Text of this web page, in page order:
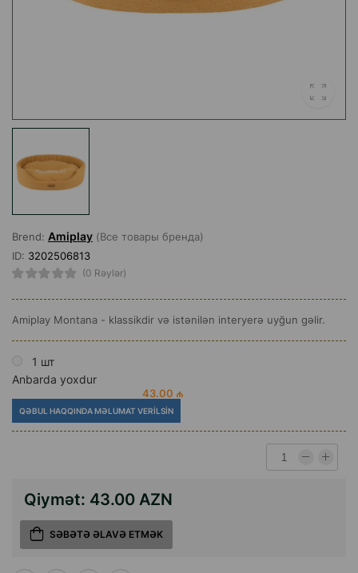
Brend: Amiplay (Все товары бренда)
ID: 3202506813
(0 Rəylər)
Amiplay Montana - klassikdir və istənilən interyerə uyğun gəlir.
1 шт
Anbarda yoxdur
43.00 ₼
QƏBUL HAQQINDA MƏLUMAT VERILSIN
Qiymət: 43.00 AZN
SƏBƏTƏ ƏLAVƏ ETMƏK